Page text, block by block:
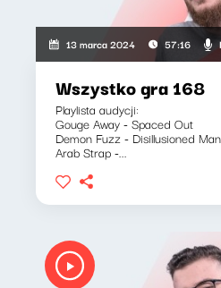
13 marca 2024 57:16
Wszystko gra 168
Playlista audycji:
Gouge Away - Spaced Out
Demon Fuzz - Disillusioned Man
Arab Strap -...